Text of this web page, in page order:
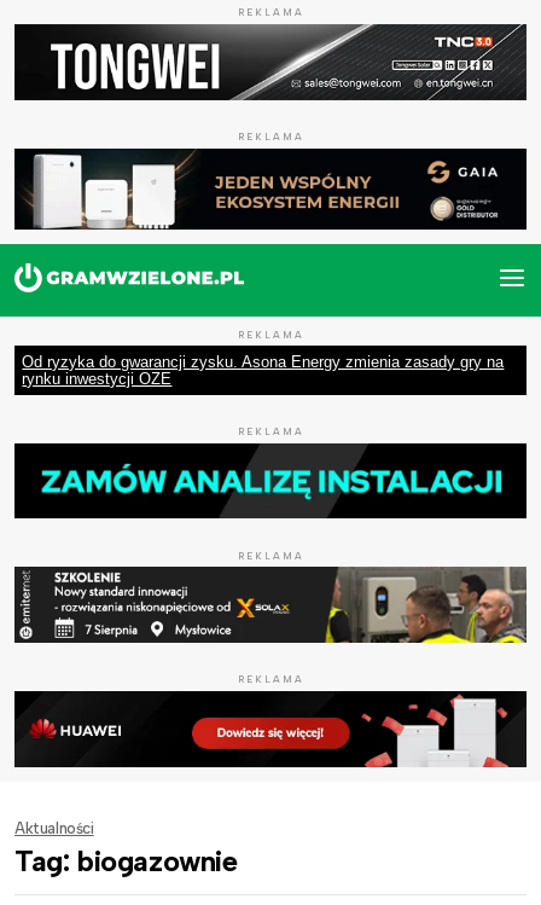
REKLAMA
REKLAMA
REKLAMA
Od ryzyka do gwarancji zysku. Asona Energy zmienia zasady gry na
rynku inwestycji OZE
REKLAMA
REKLAMA
REKLAMA
Aktualności
Tag: biogazownie